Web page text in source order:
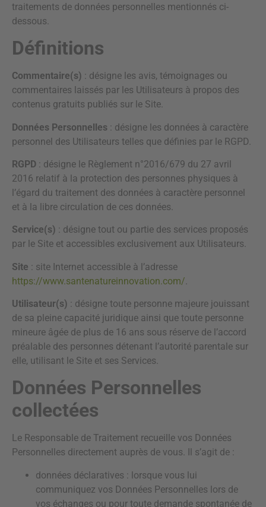
traitements de données personnelles mentionnés ci-
dessous.
Définitions
Commentaire(s) : désigne les avis, témoignages ou
commentaires laissés par les Utilisateurs à propos des
contenus gratuits publiés sur le Site.
Données Personnelles : désigne les données à caractère
personnel des Utilisateurs telles que définies par le RGPD.
RGPD : désigne le Règlement n°2016/679 du 27 avril
2016 relatif à la protection des personnes physiques à
l’égard du traitement des données à caractère personnel
et à la libre circulation de ces données.
Service(s) : désigne tout ou partie des services proposés
par le Site et accessibles exclusivement aux Utilisateurs.
Site : site Internet accessible à l’adresse
https://www.santenatureinnovation.com/
Utilisateur(s) : désigne toute personne majeure jouissant
de sa pleine capacité juridique ainsi que toute personne
mineure âgée de plus de 16 ans sous réserve de l’accord
préalable des personnes détenant l’autorité parentale sur
elle, utilisant le Site et ses Services.
Données Personnelles
collectées
Le Responsable de Traitement recueille vos Données
Personnelles directement auprès de vous. Il s’agit de :
données déclaratives : lorsque vous lui
communiquez vos Données Personnelles lors de
vos échanges ou pour toute demande spontanée de